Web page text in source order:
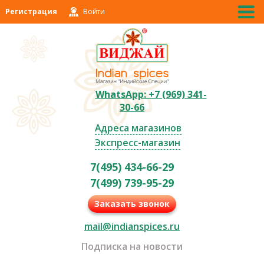
Регистрация Войти
WhatsApp: +7 (969) 341-
30-66
Адреса магазинов
Экспресс-магазин
7(495) 434-66-29
7(499) 739-95-29
Заказать звонок
mail@indianspices.ru
Подписка на новости